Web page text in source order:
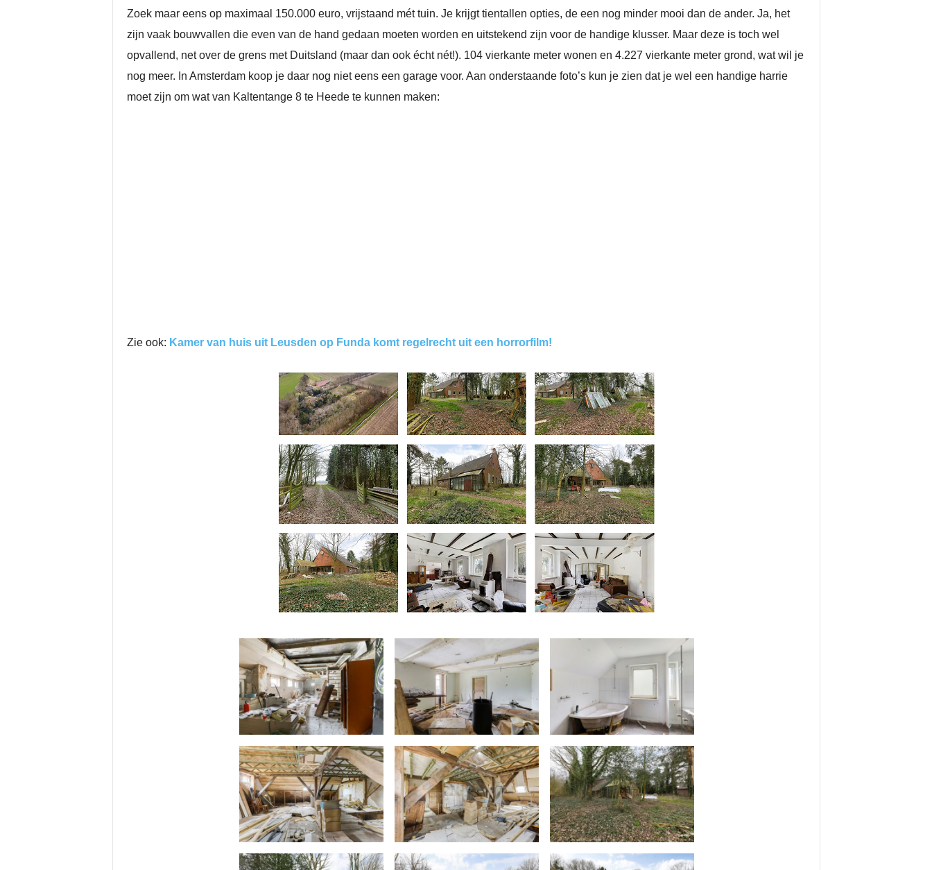
Zoek maar eens op maximaal 150.000 euro, vrijstaand mét tuin. Je krijgt tientallen opties, de een nog minder mooi dan de ander. Ja, het
zijn vaak bouwvallen die even van de hand gedaan moeten worden en uitstekend zijn voor de handige klusser. Maar deze is toch wel
opvallend, net over de grens met Duitsland (maar dan ook écht nét!). 104 vierkante meter wonen en 4.227 vierkante meter grond, wat wil je
nog meer. In Amsterdam koop je daar nog niet eens een garage voor. Aan onderstaande foto’s kun je zien dat je wel een handige harrie
moet zijn om wat van Kaltentange 8 te Heede te kunnen maken:
Zie ook: Kamer van huis uit Leusden op Funda komt regelrecht uit een horrorfilm!